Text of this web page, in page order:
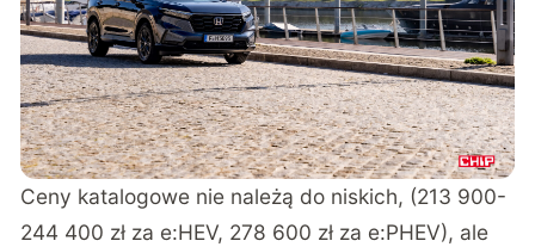
Ceny katalogowe nie należą do niskich, (213 900-
244 400 zł za e:HEV, 278 600 zł za e:PHEV), ale